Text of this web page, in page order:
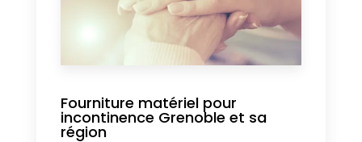
Fourniture matériel pour
incontinence Grenoble et sa
région